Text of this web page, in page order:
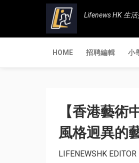
Lifenews HK 生
HOME 招聘編輯 小
【香港藝
風格迥異的
LIFENEWSHK EDITOR